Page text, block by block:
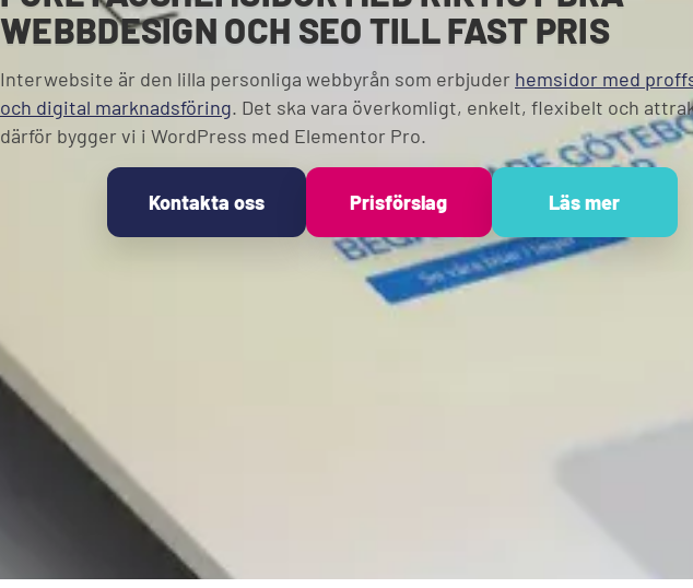
WEBBDESIGN OCH SEO TILL FAST PRIS
Interwebsite är den lilla personliga webbyrån som erbjuder hemsidor med
och digital marknadsföring. Det ska vara överkomligt, enkelt, flexibelt och
därför bygger vi i WordPress med Elementor Pro.
Kontakta oss Prisförslag Läs mer